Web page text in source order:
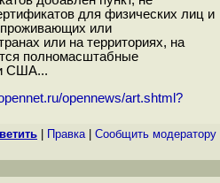
для физических лиц и
проживающих или
или на территориях, на
полномасштабные
США...
opennews/art.shtml?
Правка| Cообщить модератору